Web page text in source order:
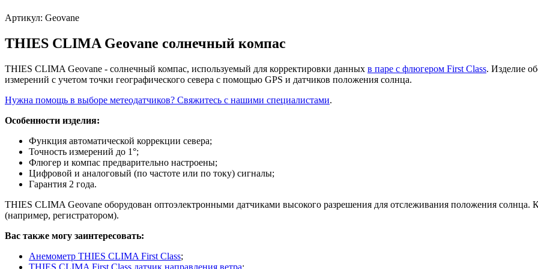
Артикул: Geovane
THIES CLIMA Geovane солнечный компас
THIES CLIMA Geovane - солнечный компас, используемый для корректировки данных в паре с флюгером First Class. Изделие
измерений с учетом точки географического севера с помощью GPS и датчиков положения солнца.
Нужна помощь в выборе метеодатчиков? Свяжитесь с нашими специалистами.
Особенности изделия:
Функция автоматической коррекции севера;
Точность измерений до 1°;
Флюгер и компас предварительно настроены;
Цифровой и аналоговый (по частоте или по току) сигналы;
Гарантия 2 года.
THIES CLIMA Geovane оборудован оптоэлектронными датчиками высокого разрешения для отслеживания положения солнца.
(например, регистратором).
Вас также могу заинтересовать:
Анемометр THIES CLIMA First Class;
THIES CLIMA First Class датчик направления ветра;